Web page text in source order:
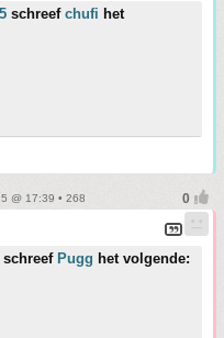
schreef chufi het
@ 17:39 • 268
schreef Pugg het volgende: